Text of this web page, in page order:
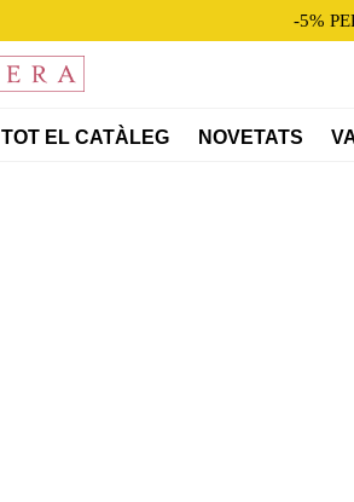
-5%
TOT EL CATÀLEG NOVETATS